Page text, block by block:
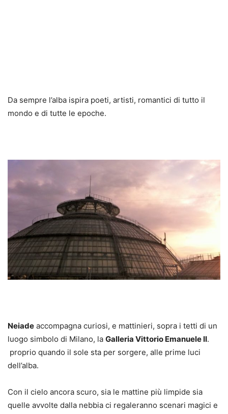
Da sempre l’alba ispira poeti, artisti, romantici di tutto il
mondo e di tutte le epoche.
Neiade accompagna curiosi, e mattinieri, sopra i tetti di un
luogo simbolo di Milano, la Galleria Vittorio Emanuele II.
proprio quando il sole sta per sorgere, alle prime luci
dell’alba.
Con il cielo ancora scuro, sia le mattine più limpide sia
quelle avvolte dalla nebbia ci regaleranno scenari magici e